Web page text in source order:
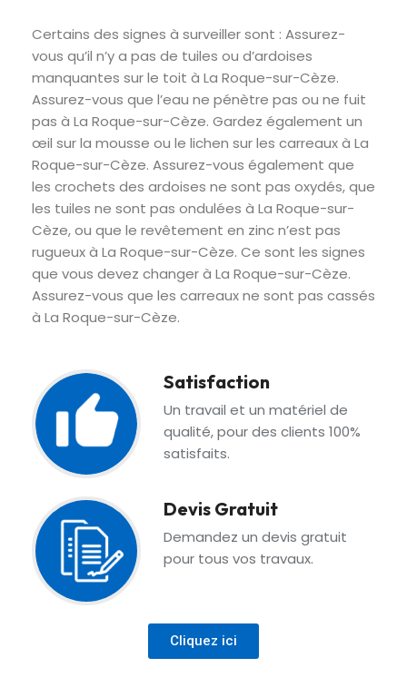
Certains des signes à surveiller sont : Assurez-
vous qu’il n’y a pas de tuiles ou d’ardoises
manquantes sur le toit à La Roque-sur-Cèze.
Assurez-vous que l’eau ne pénètre pas ou ne fuit
pas à La Roque-sur-Cèze. Gardez également un
œil sur la mousse ou le lichen sur les carreaux à La
Roque-sur-Cèze. Assurez-vous également que
les crochets des ardoises ne sont pas oxydés, que
les tuiles ne sont pas ondulées à La Roque-sur-
Cèze, ou que le revêtement en zinc n’est pas
rugueux à La Roque-sur-Cèze. Ce sont les signes
que vous devez changer à La Roque-sur-Cèze.
Assurez-vous que les carreaux ne sont pas cassés
à La Roque-sur-Cèze.
Satisfaction
Un travail et un matériel de
qualité, pour des clients 100%
satisfaits.
Devis Gratuit
Demandez un devis gratuit
pour tous vos travaux.
Cliquez ici